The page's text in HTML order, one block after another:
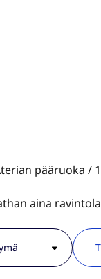
pääruoka /
aina